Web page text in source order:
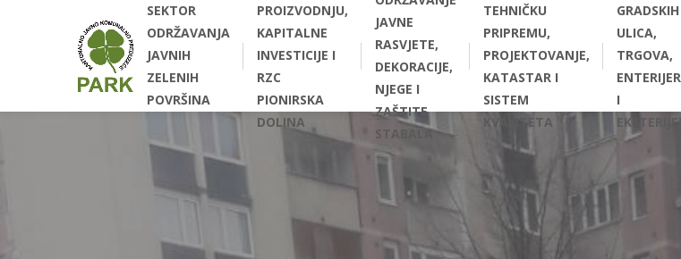
SEKTOR
ODRŽAVANJA
JAVNIH
ZELENIH
POVRŠINA
PROIZVODNJU,
KAPITALNE
INVESTICIJE I
RZC
PIONIRSKA
DOLINA
JAVNE
RASVJETE,
DEKORACIJE,
NJEGE I
ZAŠTITE
STABALA
TEHNIČKU
PRIPREMU,
PROJEKTOVANJE,
KATASTAR I
SISTEM
KVALITETA
GRADSKIH
ULICA,
TRGOVA,
I